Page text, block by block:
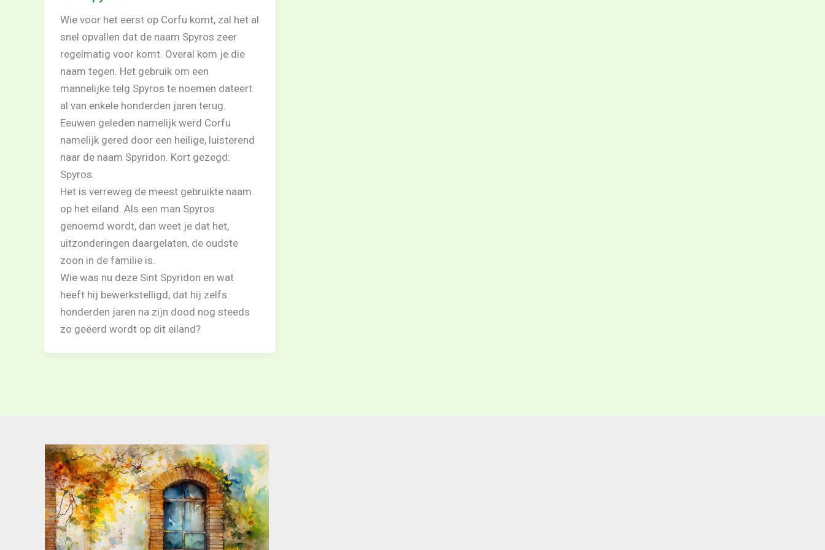
Wie voor het eerst op Corfu komt, zal het al
snel opvallen dat de naam Spyros zeer
regelmatig voor komt. Overal kom je die
naam tegen. Het gebruik om een
mannelijke telg Spyros te noemen dateert
al van enkele honderden jaren terug.
Eeuwen geleden namelijk werd Corfu
namelijk gered door een heilige, luisterend
naar de naam Spyridon. Kort gezegd:
Spyros.
Het is verreweg de meest gebruikte naam
op het eiland. Als een man Spyros
genoemd wordt, dan weet je dat het,
uitzonderingen daargelaten, de oudste
zoon in de familie is.
Wie was nu deze Sint Spyridon en wat
heeft hij bewerkstelligd, dat hij zelfs
honderden jaren na zijn dood nog steeds
zo geëerd wordt op dit eiland?